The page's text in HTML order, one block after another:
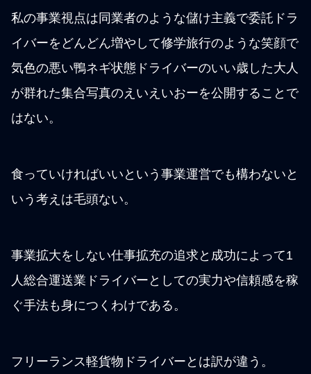
私の事業視点は同業者のような儲け主義で委託ドラ
イバーをどんどん増やして修学旅行のような笑顔で
気色の悪い鴨ネギ状態ドライバーのいい歳した大人
が群れた集合写真のえいえいおーを公開することで
はない。
食っていければいいという事業運営でも構わないと
いう考えは毛頭ない。
事業拡大をしない仕事拡充の追求と成功によって1
人総合運送業ドライバーとしての実力や信頼感を稼
ぐ手法も身につくわけである。
フリーランス軽貨物ドライバーとは訳が違う。